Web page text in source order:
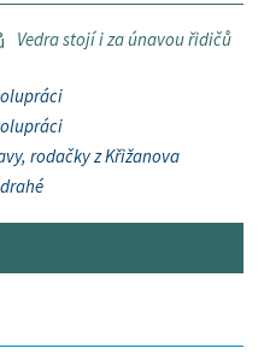
Vedra stojí i za únavou řidičů
rodačky z Křižanova